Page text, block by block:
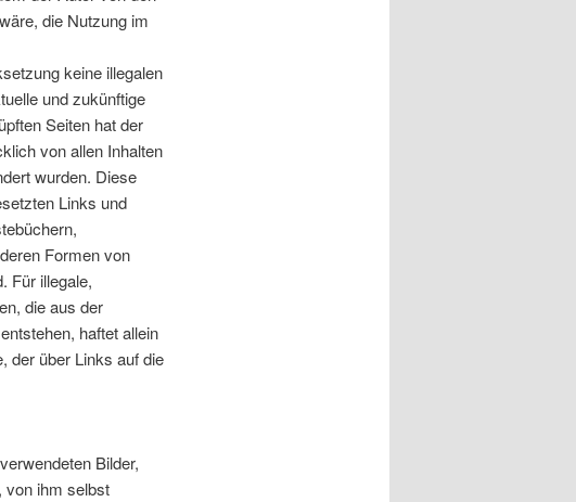
die Nutzung im
keine illegalen
und zukünftige
Seiten hat der
von allen Inhalten
wurden. Diese
Links und
Formen von
Für illegale,
die aus der
haftet allein
der über Links auf die
Bilder,
von ihm selbst